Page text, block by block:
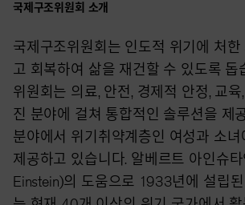
국제구조위원회 소개
국제구조위원회는 인도적 위기에 처
고 회복하여 삶을 재건할 수 있도록 돕
위원회는 의료, 안전, 경제적 안정, 교
진 분야에 걸쳐 통합적인 솔루션을 제
분야에서 위기취약계층인 여성과 소
제공하고 있습니다. 알베르트 아인슈
Einstein)의 도움으로 1933년에 설립